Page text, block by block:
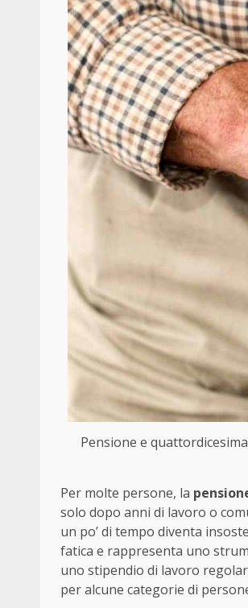
Pensione e
Per molte persone, la
solo dopo anni di lavoro o
un po’ di tempo diventa
fatica e rappresenta uno
uno stipendio di lavoro
per alcune categorie di